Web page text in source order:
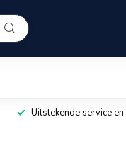
Uitstekende service